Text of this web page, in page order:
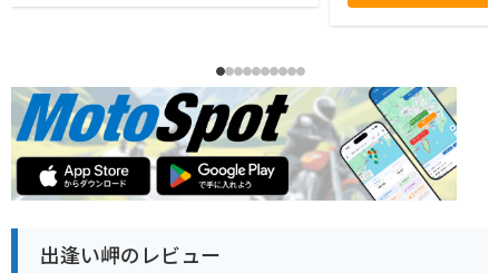
出逢い岬のレビュー